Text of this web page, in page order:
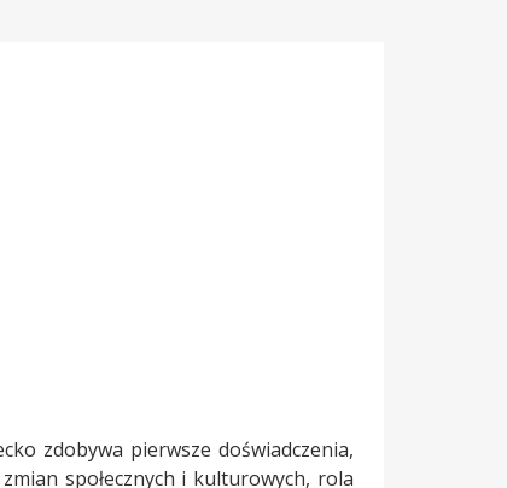
zdobywa pierwsze doświadczenia,
społecznych i kulturowych, rola